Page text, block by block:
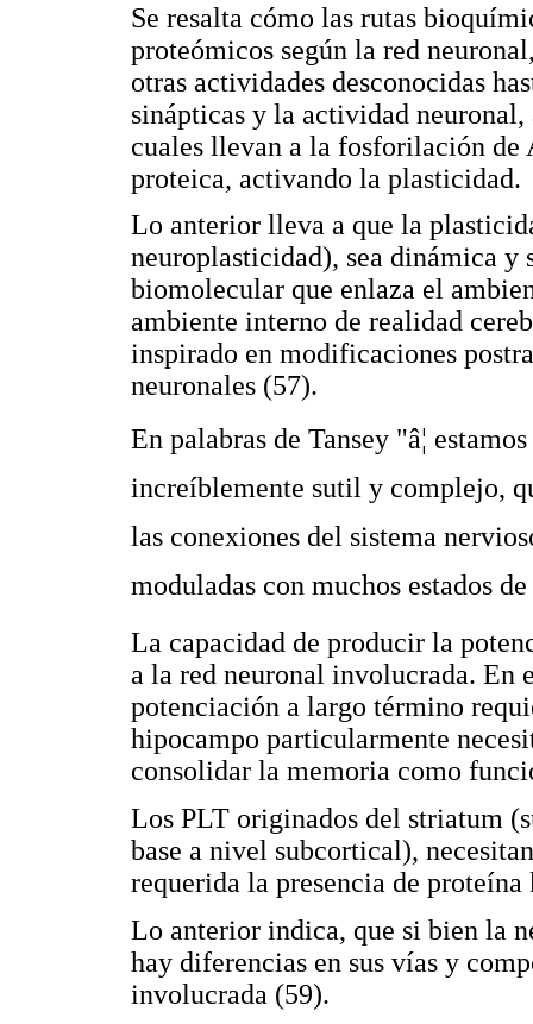
Se resalta cómo las rutas
proteómicos según la red
otras actividades desconocidas
sinápticas y la actividad
cuales llevan a la fosforilación
proteica, activando la plasticidad.
Lo anterior lleva a que la
neuroplasticidad), sea dinámica y
biomolecular que enlaza el
ambiente interno de realidad
inspirado en modificaciones
neuronales (57).
En palabras de Tansey "â¦
increíblemente sutil y complejo,
las conexiones del sistema
moduladas con muchos estados
La capacidad de producir la
a la red neuronal involucrada. En
potenciación a largo término
hipocampo particularmente
consolidar la memoria como
Los PLT originados del striatum
base a nivel subcortical),
requerida la presencia de
Lo anterior indica, que si bien la
hay diferencias en sus vías y
involucrada (59).